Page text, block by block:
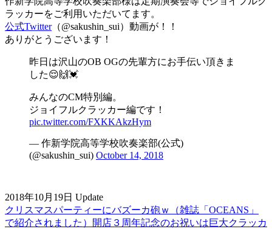
ラッカーをご利用いただいてます。
公式Twitter（@sakushin_sui）動画が！！
ありがとうございます！
昨日は沢山のOB OGの先輩方にお手伝い頂きま
した😌🙌💓
みんなのCM特別編。
ジョイフルクラッカー編です！
pic.twitter.com/FXKKAkzHym
— 作新学院高等学校吹奏楽部(公式)
(@sakushin_sui) October 14, 2018
2018年10月19日 Update
クリスマスパーティーにバズーカ砲ｗ（雑誌「OCEANS」
で紹介されました）
開店３周年記念のお祝いは巨大クラッカ